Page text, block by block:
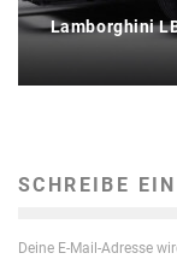
Lamborghini
SCHREIBE
Deine E-Mail-Adresse